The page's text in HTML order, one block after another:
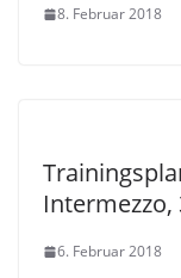
8. Februar 2018
Intermezzo,
6. Februar 2018